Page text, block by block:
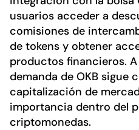
usuarios acceder a
comisiones de
de tokens y obtener
productos financieros.
demanda de OKB sigue
capitalización de
importancia dentro del
criptomonedas.